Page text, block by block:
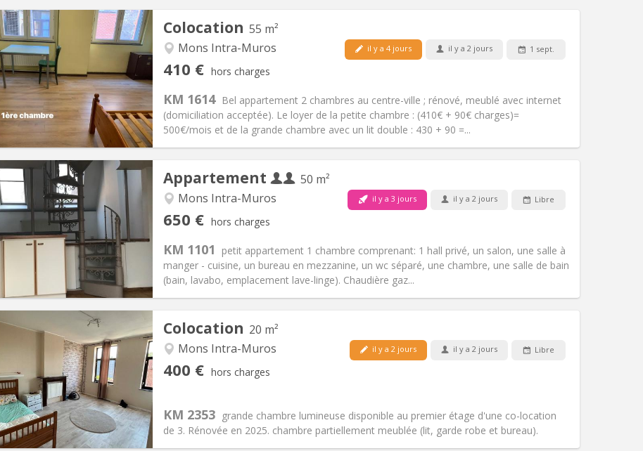
Colocation 55 m²
Mons Intra-Muros
410 € hors charges
il y a 4 jours il y a 2 jours 1 sept.
KM 1614 Bel appartement 2 chambres au centre-ville ; rénové, meublé avec internet
(domiciliation acceptée). Le loyer de la petite chambre : (410€ + 90€ charges)=
500€/mois et de la grande chambre avec un lit double : 430 + 90 =...
Pratiques
410 €
90 €
12 mois, 5-6 mois
Acceptée
Aménagement
Salle de bain: Privée
Superficie:55 m2
Autre
Atmosphère:Calme, studieuse
Animaux de compagnie:
Appartement
50 m²
Mons Intra-Muros
650 € hors charges
il y a 3 jours il y a 2 jours Libre
KM 1101
petit appartement 1 chambre comprenant: 1 hall privé, un salon, une salle à
manger - cuisine, un bureau en mezzanine, un wc séparé, une chambre, une salle de bain
(bain, lavabo, emplacement lave-linge). Chaudière gaz...
Pratiques
650 € (325 €/pers.)
150 € (75 €/pers.)
12 mois
Acceptée
Aménagement
Salle de bain:Privée
Superficie:50 m2
Autre
Atmosphère:Studieuse
Animaux de compagnie:
Colocation 20 m²
Mons Intra-Muros
400 € hors charges
il y a 2 jours il y a 2 jours Libre
KM 2353 grande chambre lumineuse disponible au premier étage d'une co-location
de 3. Rénovée en 2025. chambre partiellement meublée (lit, garde robe et bureau).
Pratiques
400 €
50 €
12 mois
Non
Aménagement
Superficie:20 m2
Autre
Fumeur:Non-fumeur
Animaux de compagnie:Non